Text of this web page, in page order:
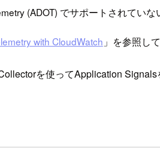
(ADOT) でサポートされてい
with CloudWatch 」を参照し
を使ってApplication Signals